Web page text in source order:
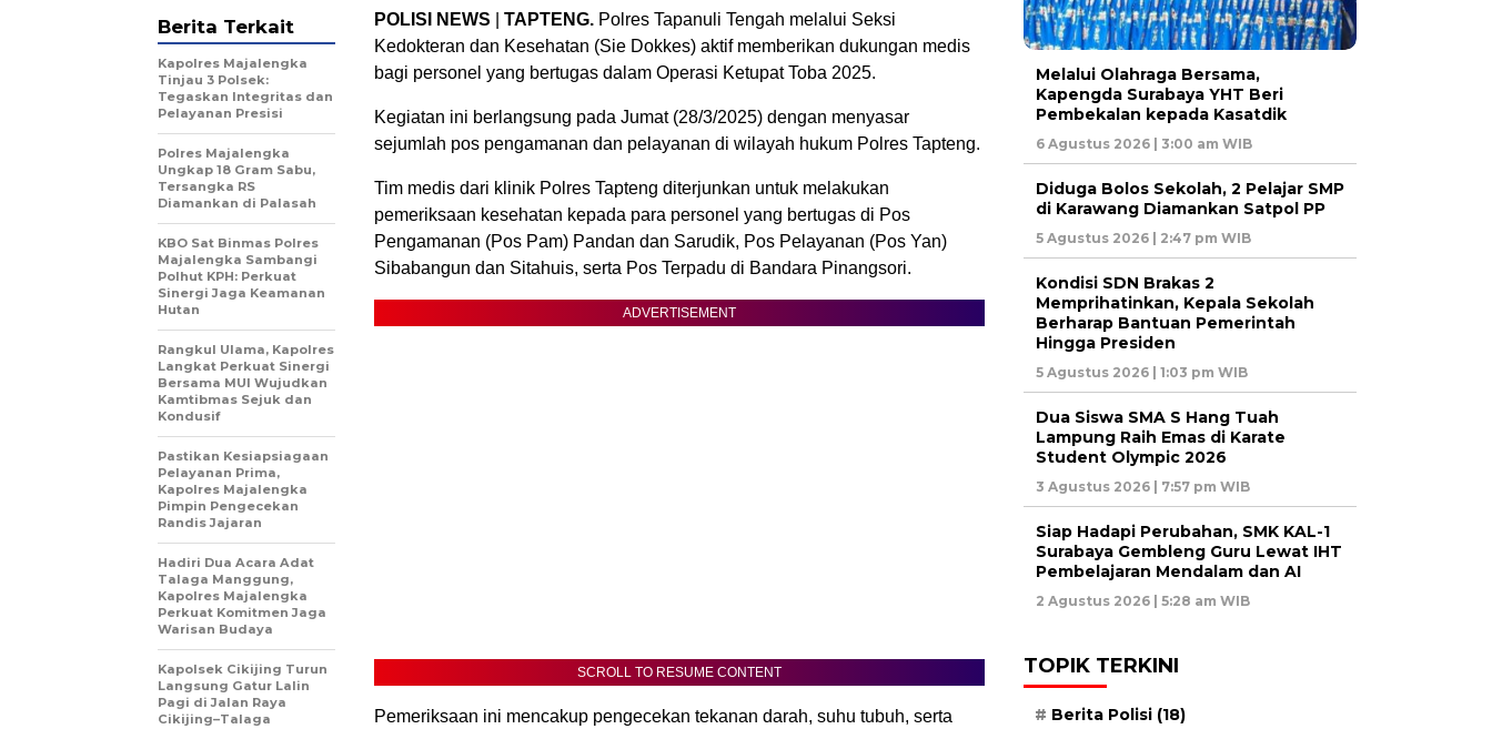
POLISI NEWS TAPTENG. Polres Tapanuli Tengah melalui Seksi
Kedokteran dan Kesehatan (Sie Dokkes) aktif memberikan dukungan medis
bagi personel yang bertugas dalam Operasi Ketupat Toba 2025.
Kegiatan ini berlangsung pada Jumat (28/3/2025) dengan menyasar
sejumlah pos pengamanan dan pelayanan di wilayah hukum Polres Tapteng.
Tim medis dari klinik Polres Tapteng diterjunkan untuk melakukan
pemeriksaan kesehatan kepada para personel yang bertugas di Pos
Pengamanan (Pos Pam) Pandan dan Sarudik, Pos Pelayanan (Pos Yan)
Sibabangun dan Sitahuis, serta Pos Terpadu di Bandara Pinangsori.
ADVERTISEMENT
SCROLL TO RESUME CONTENT
Pemeriksaan ini mencakup pengecekan tekanan darah, suhu tubuh, serta
Berita Terkait
Kapolres Majalengka
Tinjau 3 Polsek:
Tegaskan Integritas dan
Pelayanan Presisi
Polres Majalengka
Ungkap 18 Gram Sabu,
Tersangka RS
Diamankan di Palasah
KBO Sat Binmas Polres
Majalengka Sambangi
Polhut KPH: Perkuat
Sinergi Jaga Keamanan
Hutan
Rangkul Ulama, Kapolres
Langkat Perkuat Sinergi
Bersama MUI Wujudkan
Kamtibmas Sejuk dan
Kondusif
Pastikan Kesiapsiagaan
Pelayanan Prima,
Kapolres Majalengka
Pimpin Pengecekan
Randis Jajaran
Hadiri Dua Acara Adat
Talaga Manggung,
Kapolres Majalengka
Perkuat Komitmen Jaga
Warisan Budaya
Kapolsek Cikijing Turun
Langsung Gatur Lalin
Pagi di Jalan Raya
Cikijing–Talaga
Melalui Olahraga Bersama,
Kapengda Surabaya YHT Beri
Pembekalan kepada Kasatdik
6 Agustus 2026 | 3:00 am WIB
Diduga Bolos Sekolah, 2 Pelajar SMP
di Karawang Diamankan Satpol PP
5 Agustus 2026 | 2:47 pm WIB
Kondisi SDN Brakas 2
Memprihatinkan, Kepala Sekolah
Berharap Bantuan Pemerintah
Hingga Presiden
5 Agustus 2026 | 1:03 pm WIB
Dua Siswa SMA S Hang Tuah
Lampung Raih Emas di Karate
Student Olympic 2026
3 Agustus 2026 | 7:57 pm WIB
Siap Hadapi Perubahan, SMK KAL-1
Surabaya Gembleng Guru Lewat IHT
Pembelajaran Mendalam dan AI
2 Agustus 2026 | 5:28 am WIB
TOPIK TERKINI
Berita Polisi (18)